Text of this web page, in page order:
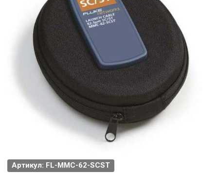
Артикул: FL-MMC-62-SCST